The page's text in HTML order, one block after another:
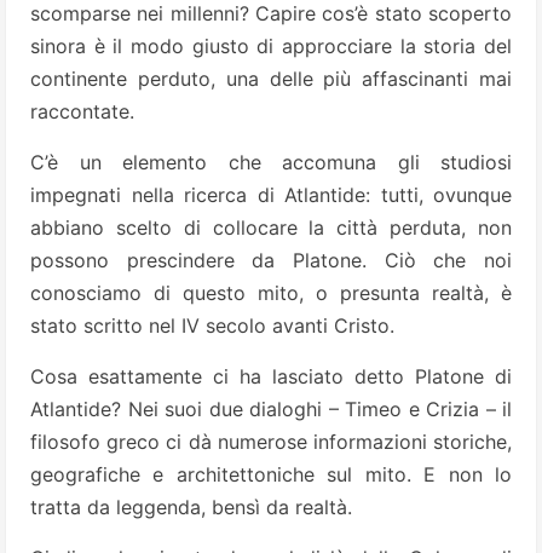
scomparse nei millenni? Capire cos’è stato scoperto
sinora è il modo giusto di approcciare la storia del
continente perduto, una delle più affascinanti mai
raccontate.
C’è un elemento che accomuna gli studiosi
impegnati nella ricerca di Atlantide: tutti, ovunque
abbiano scelto di collocare la città perduta, non
possono prescindere da Platone. Ciò che noi
conosciamo di questo mito, o presunta realtà, è
stato scritto nel IV secolo avanti Cristo.
Cosa esattamente ci ha lasciato detto Platone di
Atlantide? Nei suoi due dialoghi – Timeo e Crizia – il
filosofo greco ci dà numerose informazioni storiche,
geografiche e architettoniche sul mito. E non lo
tratta da leggenda, bensì da realtà.